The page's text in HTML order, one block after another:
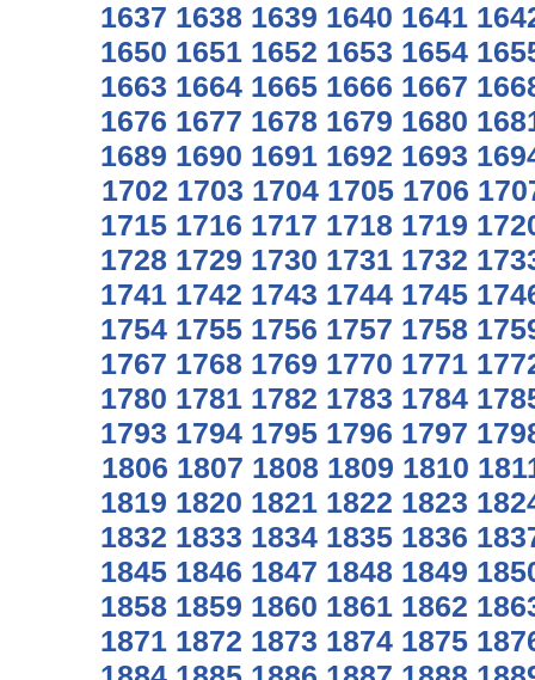
1637 1638 1639 1640 1641
1650 1651 1652 1653 1654
1663 1664 1665 1666 1667
1676 1677 1678 1679 1680
1689 1690 1691 1692 1693
1702 1703 1704 1705 1706
1715 1716 1717 1718 1719
1728 1729 1730 1731 1732
1741 1742 1743 1744 1745
1754 1755 1756 1757 1758
1767 1768 1769 1770 1771
1780 1781 1782 1783 1784
1793 1794 1795 1796 1797
1806 1807 1808 1809 1810
1819 1820 1821 1822 1823
1832 1833 1834 1835 1836
1845 1846 1847 1848 1849
1858 1859 1860 1861 1862
1871 1872 1873 1874 1875